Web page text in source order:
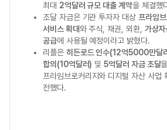
최대 2억달러 규모 대출 계약을 체결했
조달 자금은 기관 투자자 대상 프라임
서비스 확대와 주식, 채권, 외환, 가상
공급에 사용될 예정이라고 밝혔다.
리플은 히든로드 인수(12억5000만달
합의(10억달러) 및5억달러 자금 조달
프라임브로커리지와 디지털 자산 사업
전했다.